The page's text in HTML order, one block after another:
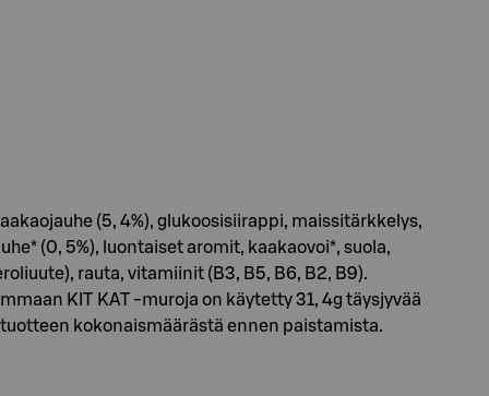
(5, 4%), glukoosisiirappi, maissitärkkelys,
(0, 5%), luontaiset aromit, kaakaovoi*, suola,
rauta, vitamiinit (B3, B5, B6, B2, B9).
KIT KAT -muroja on käytetty 31, 4g täysjyvää
kokonaismäärästä ennen paistamista.